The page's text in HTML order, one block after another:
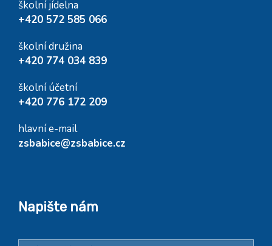
školní jídelna
+420 572 585 066
školní družina
+420 774 034 839
školní účetní
+420 776 172 209
hlavní e-mail
zsbabice@zsbabice.cz
Napište nám